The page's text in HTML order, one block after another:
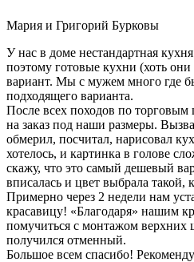
Мария и Григорий Бурковы
У нас в доме нестандартная
поэтому готовые кухни (хоть
вариант. Мы с мужем много где
подходящего варианта.
После всех походов по
на заказ под наши размеры.
обмерил, посчитал, нарисовал
хотелось, и картинка в голове
скажу, что это самый дешевый
вписалась и цвет выбрала такой,
Примерно через 2 недели нам
красавицу! «Благодаря» нашим
помучиться с монтажом верхних
получился отменный.
Большое всем спасибо!